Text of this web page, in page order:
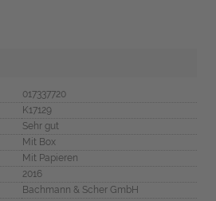
017337720
K17129
Sehr gut
Mit Box
Mit Papieren
2016
Bachmann & Scher GmbH